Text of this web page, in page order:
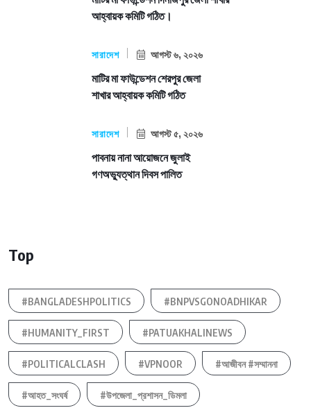
আহ্বায়ক কমিটি গঠিত।
সারাদেশ আগস্ট ৬, ২০২৬
মাটির মা ফাউন্ডেশন শেরপুর জেলা
শাখার আহ্বায়ক কমিটি গঠিত
সারাদেশ আগস্ট ৫, ২০২৬
পাবনায় নানা আয়োজনে জুলাই
গণঅভ্যুত্থান দিবস পালিত
Top
#BANGLADESHPOLITICS #BNPVSGONOADHIKAR
#HUMANITY_FIRST #PATUAKHALINEWS
#POLITICALCLASH #VPNOOR #আজীবন #সম্মাননা
#আহত_সংঘর্ষ #উপজেলা_প্রশাসন_ডিমলা